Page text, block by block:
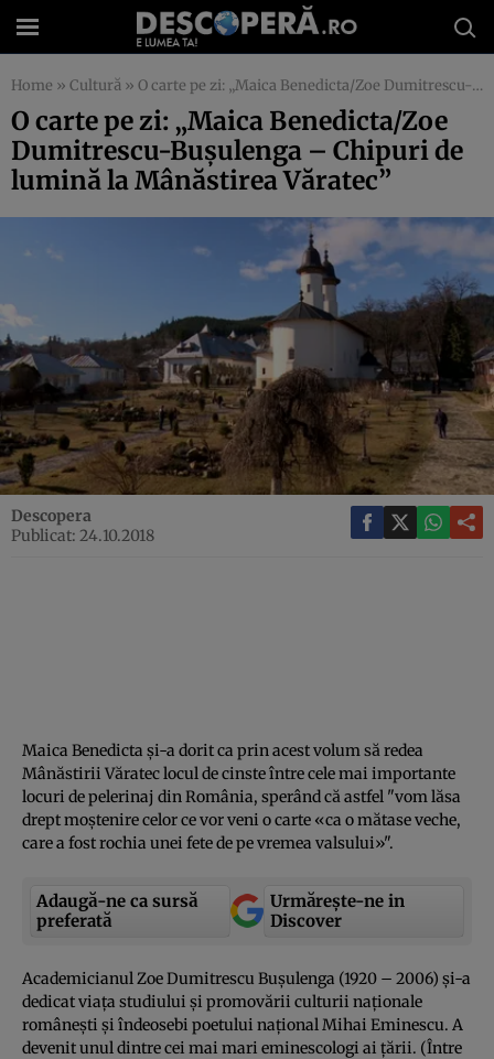
Home » Cultură » O carte pe zi: „Maica Benedicta/Zoe Dumitrescu-Buşulenga – Chipuri de lumină la Mânăstirea Văratec”
O carte pe zi: „Maica Benedicta/Zoe
Dumitrescu-Buşulenga – Chipuri de
lumină la Mânăstirea Văratec”
Descopera
Publicat: 24.10.2018
Maica Benedicta şi-a dorit ca prin acest volum să redea
Mânăstirii Văratec locul de cinste între cele mai importante
locuri de pelerinaj din România, sperând că astfel "vom lăsa
drept moştenire celor ce vor veni o carte «ca o mătase veche,
care a fost rochia unei fete de pe vremea valsului»".
Adaugă-ne ca sursă
preferată
Urmărește-ne in
Discover
Academicianul Zoe Dumitrescu Buşulenga (1920 – 2006) şi-a
dedicat viaţa studiului şi promovării culturii naţionale
româneşti şi îndeosebi poetului naţional Mihai Eminescu. A
devenit unul dintre cei mai mari eminescologi ai ţării. (Între